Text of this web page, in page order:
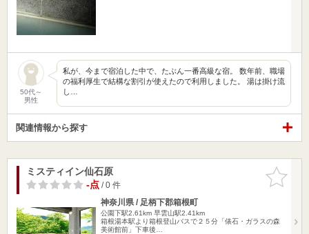
50代～
男性
私が、今まで宿泊した中で、たぶん一番高級な宿。 数年前、職場
の福利厚生で結構な割引が使えたので利用しました。 湯は掛け流
し…
関連情報から探す
お気に入
りに追加
ミスティイン仙石原
-点/ 0 件
神奈川県 / 足柄下郡箱根町
公園下駅2.61km 早雲山駅2.41km
箱根湯本駅より箱根登山バスで２５分「俵石・ガラスの森
美術館前」下車後…